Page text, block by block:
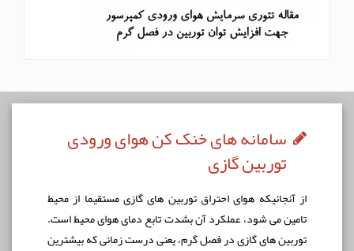
سامانه های خنک کن هوای ورودی
توربین گازی
از آنجائيكه هوای احتراق توربين های گازی مستقيما از محيط
تامين می شود، عملكرد آن بشدت تابع دمای هوای محيط است.
توربين های گازی در فصل گرم، يعنی درست زمانی که بيشترين